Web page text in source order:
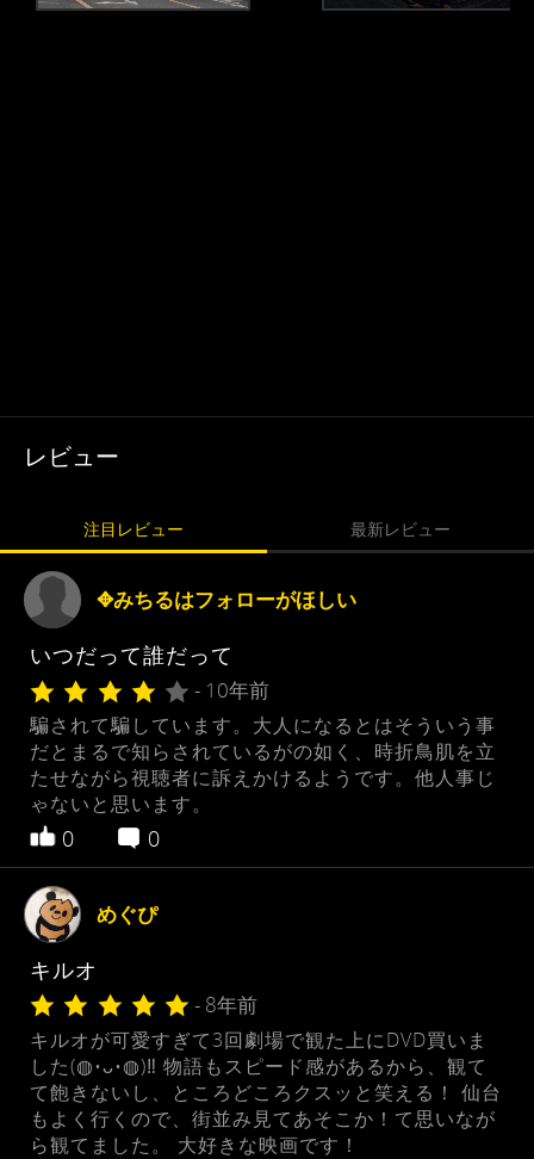
レビュー
注目レビュー 最新レビュー
✥みちるはフォローがほしい
いつだって誰だって
- 10年前
騙されて騙しています。大人になるとはそういう事
だとまるで知らされているがの如く、時折鳥肌を立
たせながら視聴者に訴えかけるようです。他人事じ
ゃないと思います。
0 0
めぐぴ
キルオ
- 8年前
キルオが可愛すぎて3回劇場で観た上にDVD買いま
した(◍•ᴗ•◍)‼︎ 物語もスピード感があるから、観て
て飽きないし、ところどころクスッと笑える！ 仙台
もよく行くので、街並み見てあそこか！て思いなが
ら観てました。 大好きな映画です！